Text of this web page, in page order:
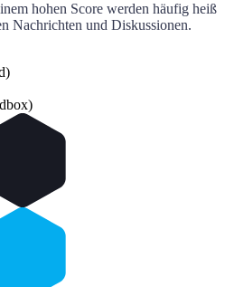
hohen Score werden häufig heiß
Nachrichten und Diskussionen.